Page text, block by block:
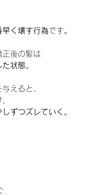
早く壊す行為です。
正後の髪は
た状態。
えると、
しずつズレていく 。